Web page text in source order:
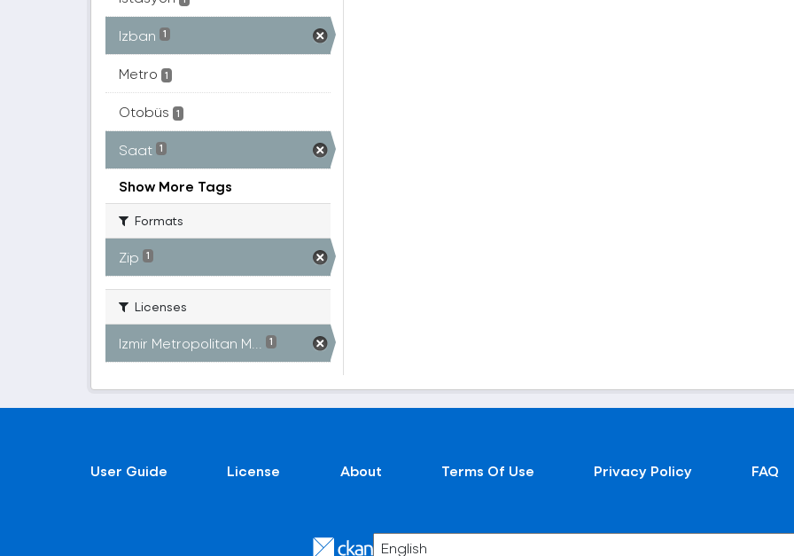
Izban 1
Metro 1
Otobüs 1
Saat 1
Show More Tags
Formats
Zip 1
Licenses
Izmir Metropolitan M... 1
User Guide License About Terms Of Use Privacy Policy FAQ